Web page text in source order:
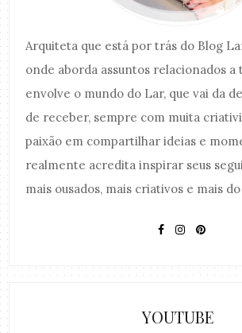
Arquiteta que está por trás do Blog
onde aborda assuntos relacionados a
envolve o mundo do Lar, que vai da
de receber, sempre com muita
paixão em compartilhar ideias e
realmente acredita inspirar seus
mais ousados, mais criativos e mais
YOUTUBE